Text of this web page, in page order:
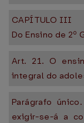
CAPÍTULO III
Do Ensino de 2º
Art. 21. O
integral do
Parágrafo
exigir-se-á a